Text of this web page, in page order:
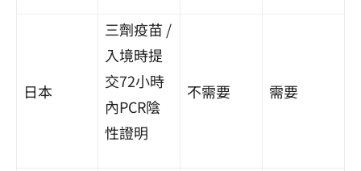
日本
三劑疫苗 /
入境時提
交72小時
內PCR陰
性證明
不需要 需要